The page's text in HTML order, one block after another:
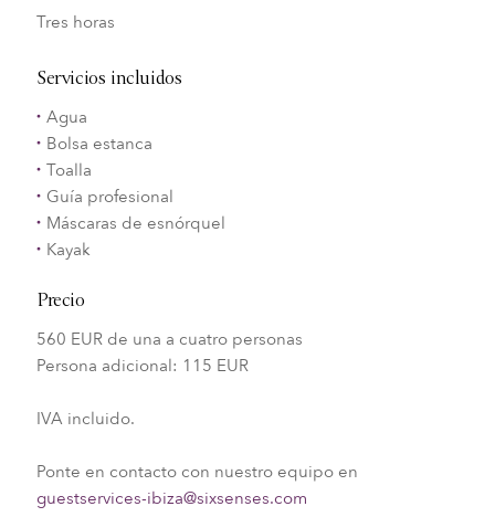
Tres horas
Servicios incluidos
Agua
Bolsa estanca
Toalla
Guía profesional
Máscaras de esnórquel
Kayak
Precio
560 EUR de una a cuatro personas
Persona adicional: 115 EUR
IVA incluido.
Ponte en contacto con nuestro equipo en
guestservices-ibiza@sixsenses.com